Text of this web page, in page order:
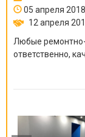
05 апреля 2018
12 апреля
Любые
ответственно,